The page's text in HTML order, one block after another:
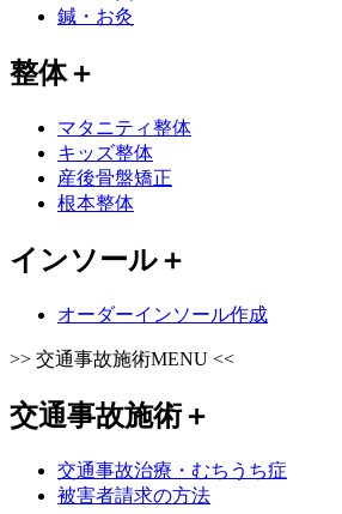
鍼・お灸
整体＋
マタニティ整体
キッズ整体
産後骨盤矯正
根本整体
インソール＋
オーダーインソール作成
>> 交通事故施術MENU <<
交通事故施術＋
交通事故治療・むちうち症
被害者請求の方法